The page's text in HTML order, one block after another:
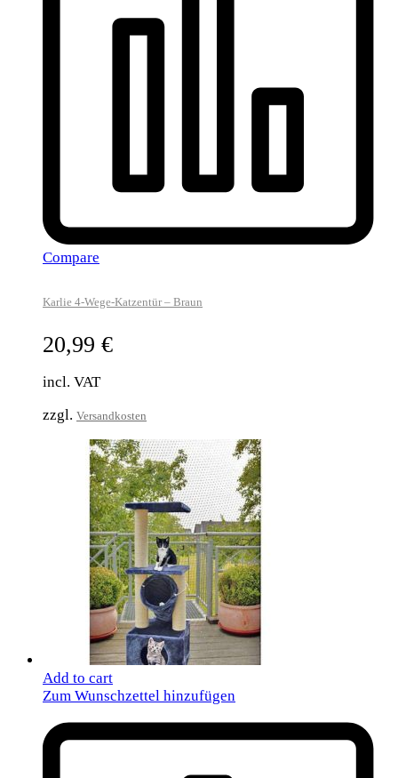
Compare
Karlie 4-Wege-Katzentür – Braun
20,99 €
incl. VAT
zzgl. Versandkosten
Add to cart
Zum Wunschzettel hinzufügen